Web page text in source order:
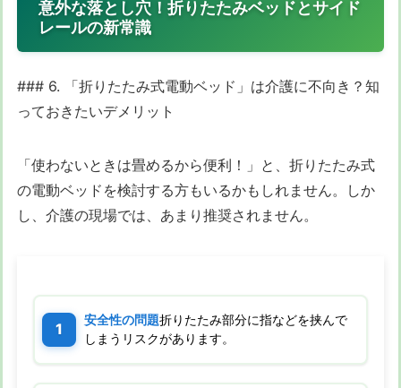
意外な落とし穴！折りたたみベッドとサイド
レールの新常識
### 6. 「折りたたみ式電動ベッド」は介護に不向き？知
っておきたいデメリット
「使わないときは畳めるから便利！」と、折りたたみ式
の電動ベッドを検討する方もいるかもしれません。しか
し、介護の現場では、あまり推奨されません。
安全性の問題折りたたみ部分に指などを挟んで
しまうリスクがあります。